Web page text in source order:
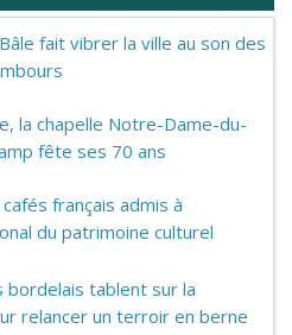
fait vibrer la ville au son des
la chapelle Notre-Dame-du-
fête ses 70 ans
français admis à
du patrimoine culturel
bordelais tablent sur la
relancer un terroir en berne